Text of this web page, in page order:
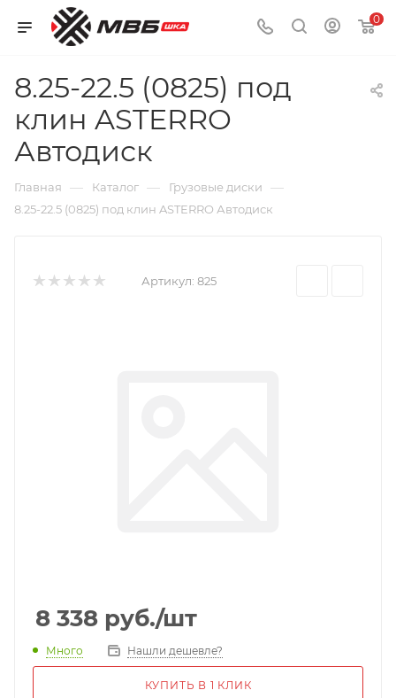
0
8.25-22.5 (0825) под
клин ASTERRO
Автодиск
Главная — Каталог — Грузовые диски —
8.25-22.5 (0825) под клин ASTERRO Автодиск
Артикул: 825
8 338 руб./шт
Много Нашли дешевле?
КУПИТЬ В 1 КЛИК